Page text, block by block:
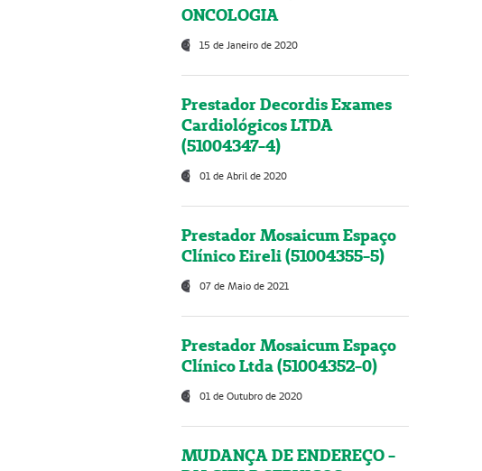
ONCOLOGIA
15 de Janeiro de 2020
Prestador Decordis Exames
Cardiológicos LTDA
(51004347-4)
01 de Abril de 2020
Prestador Mosaicum Espaço
Clínico Eireli (51004355-5)
07 de Maio de 2021
Prestador Mosaicum Espaço
Clínico Ltda (51004352-0)
01 de Outubro de 2020
MUDANÇA DE ENDEREÇO -